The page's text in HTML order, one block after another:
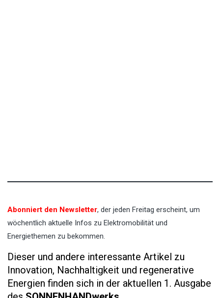
Abonniert den Newsletter, der jeden Freitag erscheint, um
wöchentlich aktuelle Infos zu Elektromobilität und
Energiethemen zu bekommen.
Dieser und andere interessante Artikel zu
Innovation, Nachhaltigkeit und regenerative
Energien finden sich in der aktuellen 1. Ausgabe